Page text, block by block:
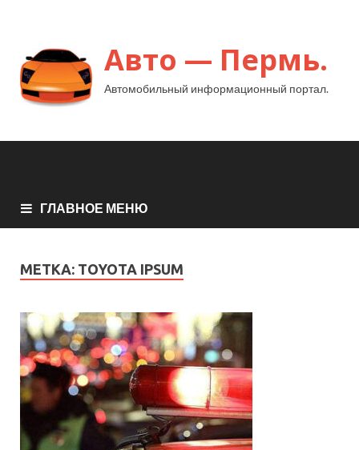
Авто — Пермь.
Автомобильный информационный портал.
ГЛАВНОЕ МЕНЮ
МЕТКА: TOYOTA IPSUM